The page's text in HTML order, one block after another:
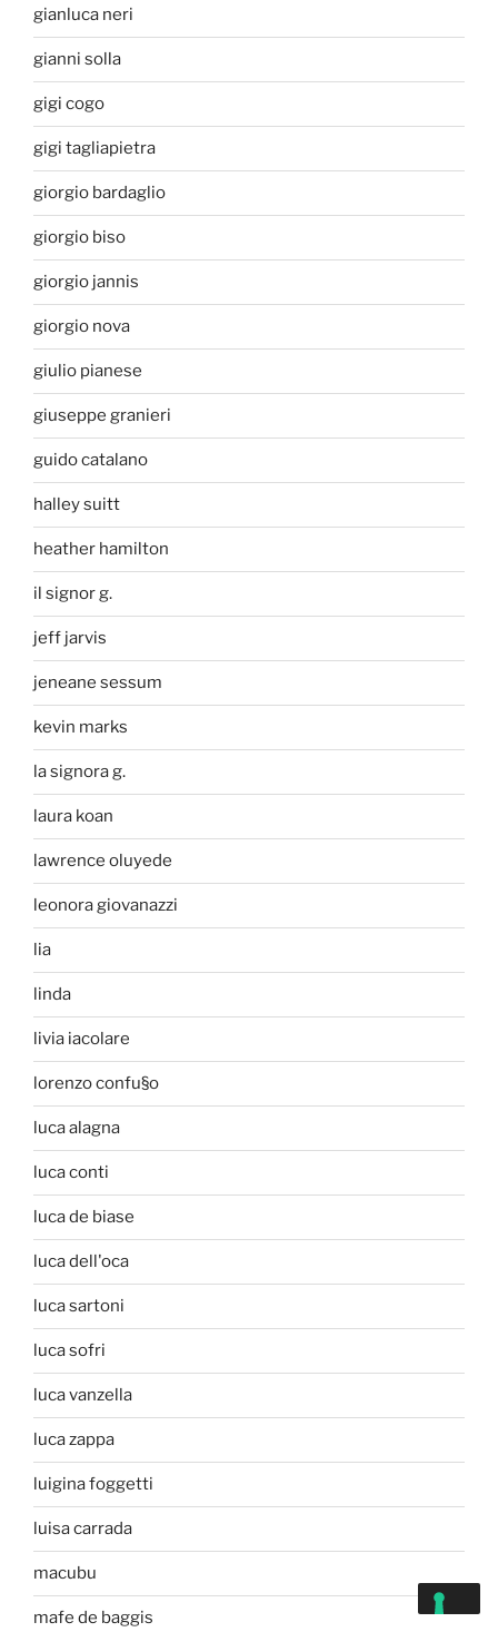
gianluca neri
gianni solla
gigi cogo
gigi tagliapietra
giorgio bardaglio
giorgio biso
giorgio jannis
giorgio nova
giulio pianese
giuseppe granieri
guido catalano
halley suitt
heather hamilton
il signor g.
jeff jarvis
jeneane sessum
kevin marks
la signora g.
laura koan
lawrence oluyede
leonora giovanazzi
lia
linda
livia iacolare
lorenzo confu§o
luca alagna
luca conti
luca de biase
luca dell'oca
luca sartoni
luca sofri
luca vanzella
luca zappa
luigina foggetti
luisa carrada
macubu
mafe de baggis